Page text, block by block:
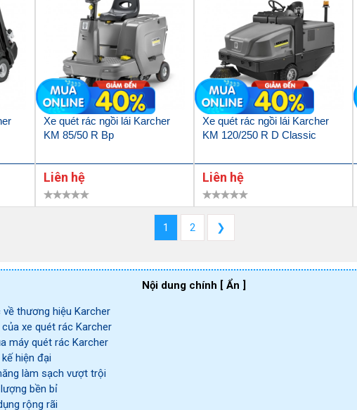
Xe quét rác ngồi lái Karcher
KM 85/50 R Bp
Liên hệ
Xe quét rác ngồi lái Karcher
KM 120/250 R D Classic
Liên hệ
1 2 ❯
Nội dung chính [ Ẩn ]
thương hiệu Karcher
xe quét rác Karcher
máy quét rác Karcher
hiện đại
làm sạch vượt trội
bền bỉ
rộng rãi